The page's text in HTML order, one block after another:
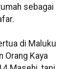
sebagai
di Maluku
Orang Kaya